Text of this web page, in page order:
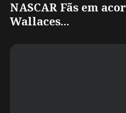
NASCAR Fãs em
Wallaces...